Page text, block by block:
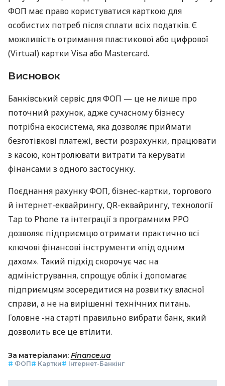
ФОП має право користуватися карткою для
особистих потреб після сплати всіх податків. Є
можливість отримання пластикової або цифрової
(Virtual) картки Visa або Mastercard.
Висновок
Банківський сервіс для ФОП — це не лише про
поточний рахунок, адже сучасному бізнесу
потрібна екосистема, яка дозволяє приймати
безготівкові платежі, вести розрахунки, працювати
з касою, контролювати витрати та керувати
фінансами з одного застосунку.
Поєднання рахунку ФОП, бізнес-картки, торгового
й інтернет-еквайрингу, QR-еквайрингу, технології
Tap to Phone та інтеграції з програмним РРО
дозволяє підприємцю отримати практично всі
ключові фінансові інструменти «під одним
дахом». Такий підхід скорочує час на
адміністрування, спрощує облік і допомагає
підприємцям зосередитися на розвитку власної
справи, а не на вирішенні технічних питань.
Головне -на старті правильно вибрати банк, який
дозволить все це втілити.
За матеріалами: Finance.ua
# ФОП# Картки# Інтернет-Банкінг